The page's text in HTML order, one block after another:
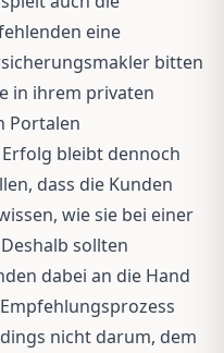
eine
bitten
in ihrem privaten
Portalen
bleibt dennoch
dass die Kunden
wie sie bei einer
sollten
dabei an die Hand
nicht darum, dem